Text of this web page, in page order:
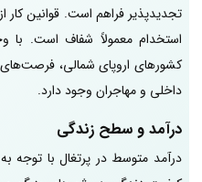
تجدیدپذیر فراهم است. قوانین کار
استخدام معمولاً شفاف است.
کشورهای اروپای شمالی،
داخلی و مهاجران وجود دارد.
درآمد و سطح زندگی
درآمد متوسط در پرتغال با توجه